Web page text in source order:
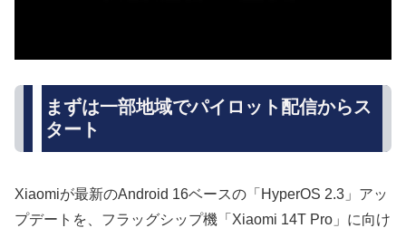
まずは一部地域でパイロット配信からス
タート
Xiaomiが最新のAndroid 16ベースの「HyperOS 2.3」アッ
プデートを、フラッグシップ機「Xiaomi 14T Pro」に向け